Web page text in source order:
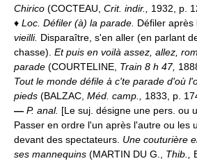
Chirico (COCTEAU, Crit. indir., 1932, p.
♦ Loc. Défiler (à) la parade. Défiler après
vieilli. Disparaître, s'en aller (en parlant
chasse). Et puis en voilà assez, allez,
parade (COURTELINE, Train 8 h 47,
Tout le monde défile à c'te parade d'où
pieds (BALZAC, Méd. camp., 1833, p.
— P. anal. [Le suj. désigne une pers. ou
Passer en ordre l'un après l'autre ou les
devant des spectateurs. Une couturière
ses mannequins (MARTIN DU G., Thib.,